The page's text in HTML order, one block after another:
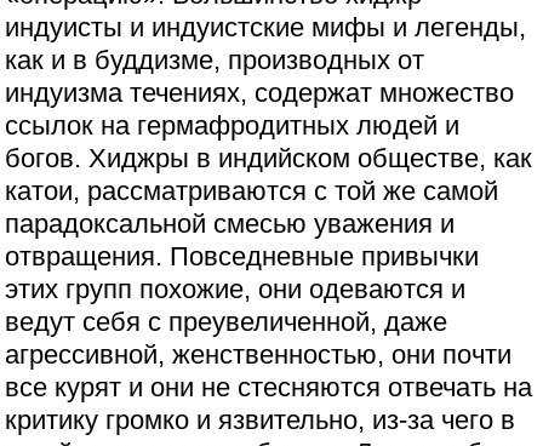
индуисты и индуистские мифы и легенды,
как и в буддизме, производных от
индуизма течениях, содержат множество
ссылок на гермафродитных людей и
богов. Хиджры в индийском обществе, как
катои, рассматриваются с той же самой
парадоксальной смесью уважения и
отвращения. Повседневные привычки
этих групп похожие, они одеваются и
ведут себя с преувеличенной, даже
агрессивной, женственностью, они почти
все курят и они не стесняются отвечать на
критику громко и язвительно, из-за чего в